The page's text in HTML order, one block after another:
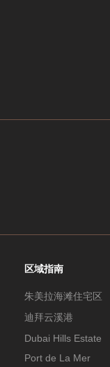
区域指南
朱美拉海滩住宅区
迪拜云溪港
Dubai Hills Estate
Port de La Mer